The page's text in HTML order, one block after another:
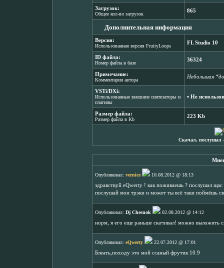
Загрузок:
Общее кол-во загрузок
865
Дополнительная информация
Версия:
Использованная версия FruityLoops
FL Studio 10
ID файла:
Номер файла в базе
36324
Примечание:
Комментарии автора
Небольшая
VSTi/DXi:
Использованные внешние синтезаторы и
плагины
▪ Не
Размер файла:
Размер файла в Kb
223 Kb
Скачал, послушал
Опубликовал: vernice
10.08.2012 @ 18:13
здравствуй eQwerty ! как поживаешь ? послушал
послушай мои трэки и может ты всё таки поймёшь
Опубликовал: Dj Chesnok
02.08.2012 @ 14:12
норм, я его еще раньше скачивал! можно выложить
Опубликовал: eQwerty
22.07.2012 @ 17:01
Блеать,походу это мой ссаный фрутик 10.9